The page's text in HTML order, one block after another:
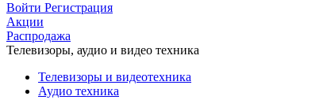
Войти Регистрация
Акции
Распродажа
Телевизоры, аудио и видео техника
Телевизоры и видеотехника
Аудио техника